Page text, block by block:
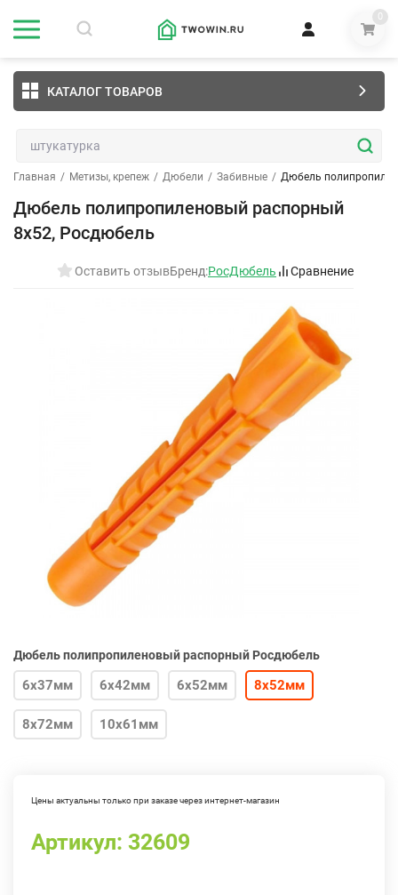
0
КАТАЛОГ ТОВАРОВ
Главная / Метизы, крепеж / Дюбели / Забивные / Дюбель
Дюбель полипропиленовый распорный
8х52, Росдюбель
Оставить отзывБренд:РосДюбель Сравнение
Дюбель полипропиленовый распорный Росдюбель
6х37мм 6х42мм 6х52мм 8х52мм
8х72мм 10х61мм
Цены актуальны только при заказе через интернет-магазин
Артикул: 32609